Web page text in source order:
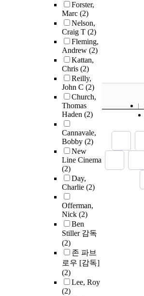
Forster,
Marc (2)
Nelson,
Craig T (2)
Fleming,
Andrew (2)
Kattan,
Chris (2)
Reilly,
John C (2)
Church,
Thomas
Haden (2)
Cannavale,
Bobby (2)
New
Line Cinema
(2)
Day,
Charlie (2)
Offerman,
Nick (2)
Ben
Stiller 감독
(2)
존 파브
로우 [감독]
(2)
Lee, Roy
(2)